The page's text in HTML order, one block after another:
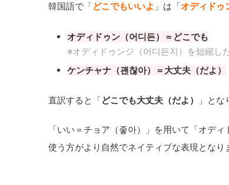
韓国語で「どこでもいいよ 」は「オディドゥ
オディドゥン（어디든）＝どこでも
※オディドゥンジ（어디든지）を短縮し
ケンチャナ（괜찮아）＝大丈夫（だよ）
直訳すると「どこでも大丈夫（だよ） 」とな
「いい＝チョア（좋아）」を用いて「オデ
使う方がより自然でネイティブな表現となり